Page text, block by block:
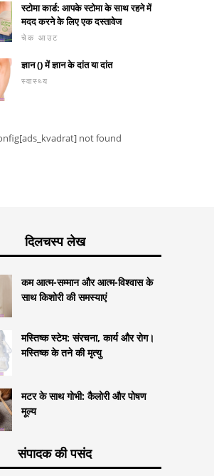
स्टोमा कार्ड: आपके स्टोमा के साथ रहने में
मदद करने के लिए एक दस्तावेज
चेक आउट
ज्ञान () में ज्ञान के दांत या दांत
स्वास्थ्य
not found
दिलचस्प लेख
कम आत्म-सम्मान और आत्म-विश्वास के
साथ किशोरी की समस्याएं
मस्तिष्क स्टेम: संरचना, कार्य और रोग।
मस्तिष्क के तने की मृत्यु
मटर के साथ गोभी: कैलोरी और पोषण
मूल्य
संपादक की पसंद